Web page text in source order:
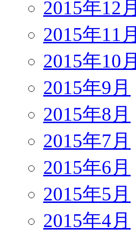
2015年12月
2015年11月
2015年10月
2015年9月
2015年8月
2015年7月
2015年6月
2015年5月
2015年4月